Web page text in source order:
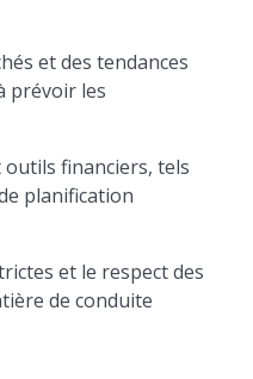
et des tendances
prévoir les
financiers, tels
planification
et le respect des
de conduite